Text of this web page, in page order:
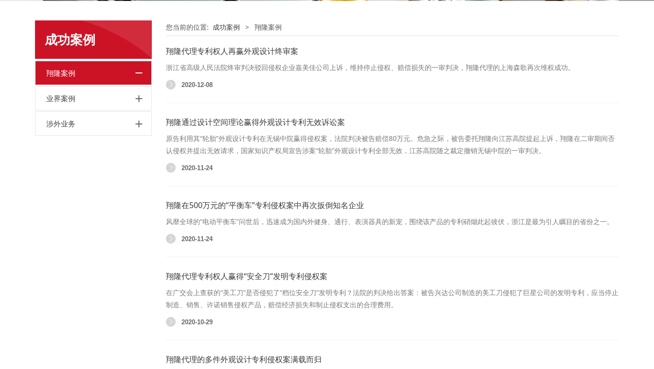
成功案例
翔隆案例
业界案例
涉外业务
您当前的位置: 成功案例 > 翔隆案例
翔隆代理专利权人再赢外观设计终审案
2020-12-08
浙江省高级人民法院终审判决驳回侵权企业嘉美佳公司上诉，维持停止侵权、赔偿损失的一审判决，翔隆代理的上海森歌再次维权成功。
翔隆通过设计空间理论赢得外观设计专利无效诉讼案
2020-11-24
原告利用其“轮胎”外观设计专利在无锡中院赢得侵权案，法院判决被告赔偿80万元。危急之际，被告委托翔隆向江苏高院提起上诉，翔隆在二审期间否
认侵权并提出无效请求，国家知识产权局宣告涉案“轮胎”外观设计专利全部无效，江苏高院随之裁定撤销无锡中院的一审判决。
翔隆在500万元的“平衡车”专利侵权案中再次扳倒知名企业
2020-11-24
风靡全球的“电动平衡车”问世后，迅速成为国内外健身、通行、表演器具的新宠，围绕该产品的专利硝烟此起彼伏，浙江是最为引人瞩目的省份之一。
翔隆代理专利权人赢得“安全刀”发明专利侵权案
2020-10-29
在广交会上查获的“美工刀”是否侵犯了“档位安全刀”发明专利？法院的判决给出答案：被告兴达公司制造的美工刀侵犯了巨星公司的发明专利，应当停止
制造、销售、许诺销售侵权产品，赔偿经济损失和制止侵权支出的合理费用。
翔隆代理的多件外观设计专利侵权案满载而归